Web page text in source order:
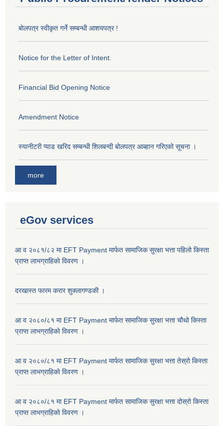
बोलपत्र स्वीकृत गर्ने सम्बन्धी आशयपत्र !
Notice for the Letter of Intent.
Financial Bid Opening Notice
Amendment Notice
स्यानीटरी प्याड खरिद सम्बन्धी शिलबन्दी बोलपत्र आब्हान गरिएको सूचना ।
more
eGov services
आ व २०८१/८२ मा EFT Payment मार्फत सामाजिक सुरक्षा भत्ता पहिलो किस्ता
प्राप्त लाभग्राहिकाे विवरण ।
दरखास्त फारम करार शुक्लागण्डकी ।
आ व २०८०/८१ मा EFT Payment मार्फत सामाजिक सुरक्षा भत्ता चौथो किस्ता
प्राप्त लाभग्राहिकाे विवरण ।
आ व २०८०/८१ मा EFT Payment मार्फत सामाजिक सुरक्षा भत्ता तेस्रो किस्ता
प्राप्त लाभग्राहिकाे विवरण ।
आ व २०८०/८१ मा EFT Payment मार्फत सामाजिक सुरक्षा भत्ता दोस्रो किस्ता
प्राप्त लाभग्राहिकाे विवरण ।